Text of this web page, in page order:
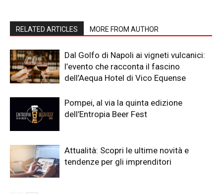
RELATED ARTICLES MORE FROM AUTHOR
Dal Golfo di Napoli ai vigneti vulcanici:
l’evento che racconta il fascino
dell’Aequa Hotel di Vico Equense
Pompei, al via la quinta edizione
dell’Entropia Beer Fest
Attualità: Scopri le ultime novità e
tendenze per gli imprenditori